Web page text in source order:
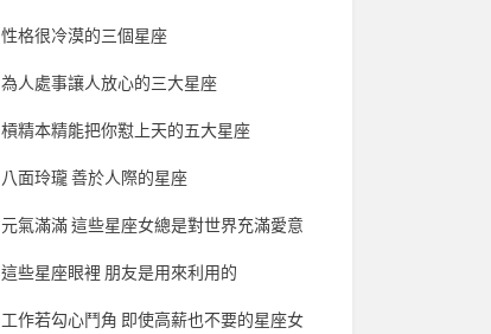
性格很冷漠的三個星座
為人處事讓人放心的三大星座
槓精本精能把你懟上天的五大星座
八面玲瓏 善於人際的星座
元氣滿滿 這些星座女總是對世界充滿愛意
這些星座眼裡 朋友是用來利用的
工作若勾心鬥角 即使高薪也不要的星座女